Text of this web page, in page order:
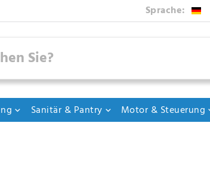
Sprache:
Sanitär & Pantry Motor & Steuerung